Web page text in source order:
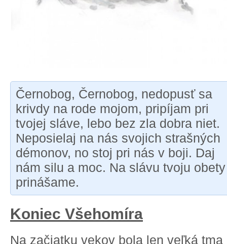
Černobog, Černobog, nedopusť sa
krivdy na rode mojom, pripíjam pri
tvojej sláve, lebo bez zla dobra niet.
Neposielaj na nás svojich strašných
démonov, no stoj pri nás v boji. Daj
nám silu a moc. Na slávu tvoju obety
prinášame.
Koniec Všehomíra
Na začiatku vekov bola len veľká tma